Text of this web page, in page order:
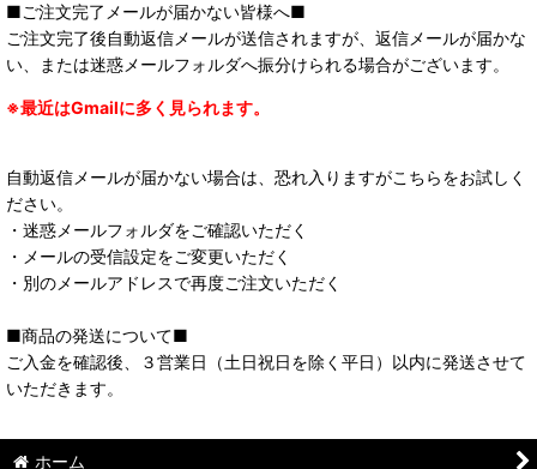
■ご注文完了メールが届かない皆様へ■
ご注文完了後自動返信メールが送信されますが、返信メールが届かな
い、または迷惑メールフォルダへ振分けられる場合がございます。
※最近はGmailに多く見られます。
自動返信メールが届かない場合は、恐れ入りますがこちらをお試しく
ださい。
・迷惑メールフォルダをご確認いただく
・メールの受信設定をご変更いただく
・別のメールアドレスで再度ご注文いただく
■商品の発送について■
ご入金を確認後、３営業日（土日祝日を除く平日）以内に発送させて
いただきます。
ホーム